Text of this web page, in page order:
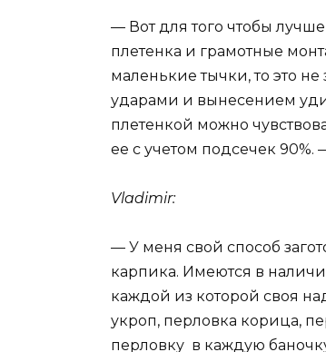
— Вот для того чтобы
плетенка и грамотные
маленькие тычки, то это
ударами и вынесением
плетенкой можно
ее с учетом подсечек 90%.
Vladimir:
— У меня свой способ
карпика. Имеются в
каждой из которой своя
укроп, перловка корица,
перловку в каждую